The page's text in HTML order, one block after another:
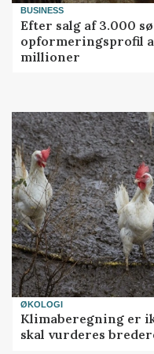
BUSINESS
Efter salg af 3.000
opformeringsprofil
millioner
ØKOLOGI
Klimaberegning er
skal vurderes